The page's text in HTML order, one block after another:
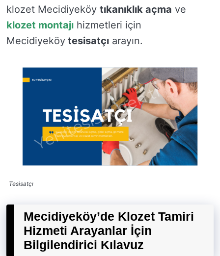
klozet Mecidiyeköy tıkanıklık açma ve
klozet montajı hizmetleri için
Mecidiyeköy tesisatçı arayın.
Tesisatçı
Mecidiyeköy’de Klozet Tamiri
Hizmeti Arayanlar İçin
Bilgilendirici Kılavuz